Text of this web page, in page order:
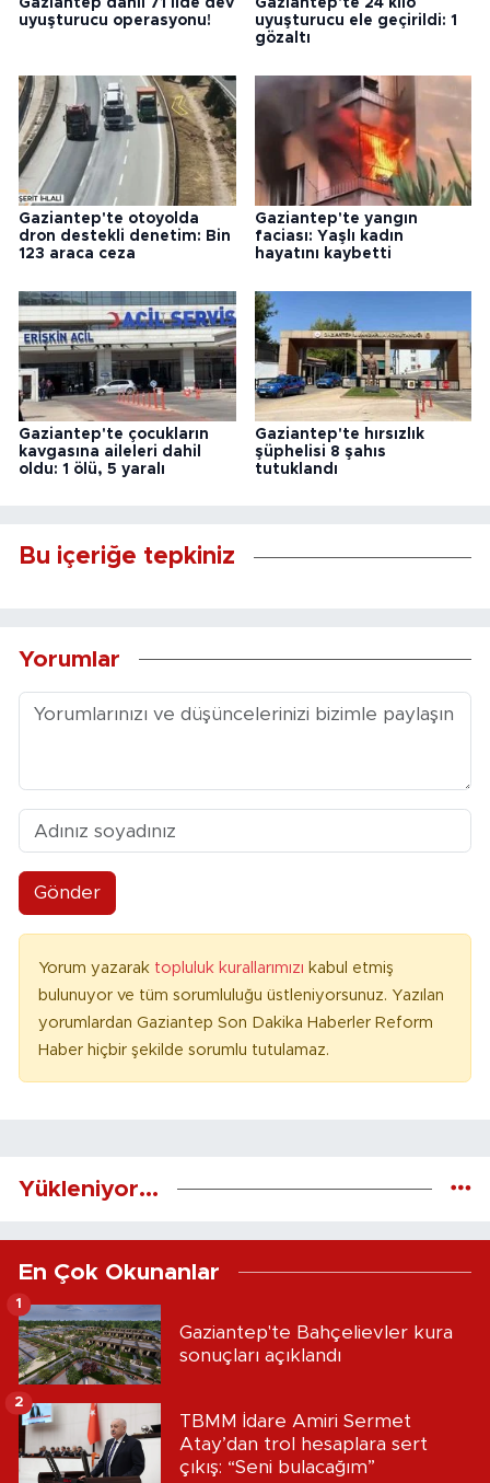
Gaziantep dahil 71 ilde dev
uyuşturucu operasyonu!
Gaziantep'te 24 kilo
uyuşturucu ele geçirildi: 1
gözaltı
Gaziantep'te otoyolda
dron destekli denetim: Bin
123 araca ceza
Gaziantep'te yangın
faciası: Yaşlı kadın
hayatını kaybetti
Gaziantep'te çocukların
kavgasına aileleri dahil
oldu: 1 ölü, 5 yaralı
Gaziantep'te hırsızlık
şüphelisi 8 şahıs
tutuklandı
Bu içeriğe tepkiniz
Yorumlar
Gönder
Yorum yazarak topluluk kurallarımızı kabul etmiş
bulunuyor ve tüm sorumluluğu üstleniyorsunuz. Yazılan
yorumlardan Gaziantep Son Dakika Haberler Reform
Haber hiçbir şekilde sorumlu tutulamaz.
Yükleniyor...
En Çok Okunanlar
Gaziantep'te Bahçelievler kura
sonuçları açıklandı
1
TBMM İdare Amiri Sermet
Atay’dan trol hesaplara sert
çıkış: “Seni bulacağım”
2